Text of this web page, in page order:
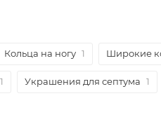
Кольца на ногу 1 Широкие
1 Украшения для септума 1